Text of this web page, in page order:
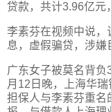
贷款，共计3.96亿元
李素芬在视频中说，
息，虚假骗贷，涉嫌
广东女子被莫名背
月12日晚，上海华
担保人与李素芬重名